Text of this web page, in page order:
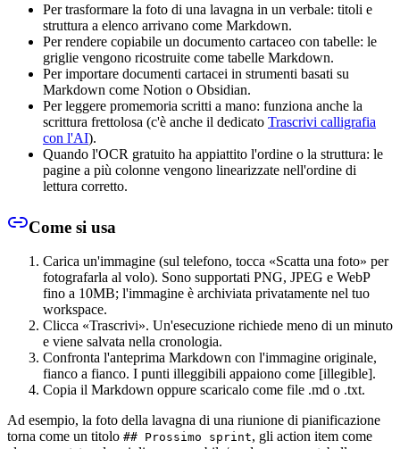
Per trasformare la foto di una lavagna in un verbale: titoli e
struttura a elenco arrivano come Markdown.
Per rendere copiabile un documento cartaceo con tabelle: le
griglie vengono ricostruite come tabelle Markdown.
Per importare documenti cartacei in strumenti basati su
Markdown come Notion o Obsidian.
Per leggere promemoria scritti a mano: funziona anche la
scrittura frettolosa (c'è anche il dedicato Trascrivi calligrafia
con l'AI).
Quando l'OCR gratuito ha appiattito l'ordine o la struttura: le
pagine a più colonne vengono linearizzate nell'ordine di
lettura corretto.
Come si usa
Carica un'immagine (sul telefono, tocca «Scatta una foto» per
fotografarla al volo). Sono supportati PNG, JPEG e WebP
fino a 10MB; l'immagine è archiviata privatamente nel tuo
workspace.
Clicca «Trascrivi». Un'esecuzione richiede meno di un minuto
e viene salvata nella cronologia.
Confronta l'anteprima Markdown con l'immagine originale,
fianco a fianco. I punti illeggibili appaiono come [illegible].
Copia il Markdown oppure scaricalo come file .md o .txt.
Ad esempio, la foto della lavagna di una riunione di pianificazione
torna come un titolo ## Prossimo sprint, gli action item come